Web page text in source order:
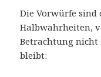
Die Vorwürfe
Halbwahrheiten,
Betrachtung
bleibt: